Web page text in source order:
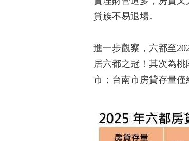
貸族不易退場。
進一步觀察，六都至
居六都之冠！其次為
市；台南市房貸存量僅